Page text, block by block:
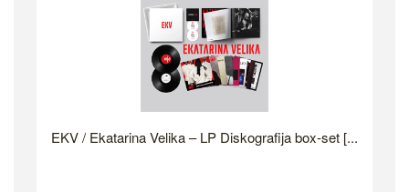
EKV / Ekatarina Velika – LP Diskografija box-set [...